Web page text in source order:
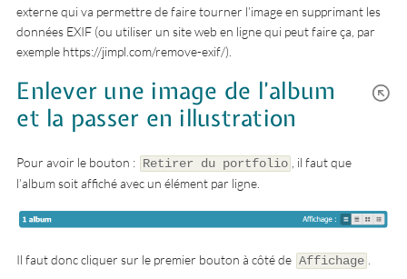
externe qui va permettre de faire tourner l’image en supprimant les
données EXIF (ou utiliser un site web en ligne qui peut faire ça, par
exemple https://jimpl.com/remove-exif/).
Enlever une image de l’album
et la passer en illustration
Pour avoir le bouton : Retirer du portfolio , il faut que
l’album soit affiché avec un élément par ligne.
Il faut donc cliquer sur le premier bouton à côté de Affichage